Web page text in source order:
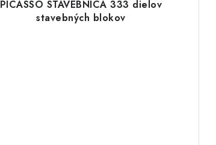
PICASSO STAVEBNICA 333 dielov
stavebných blokov